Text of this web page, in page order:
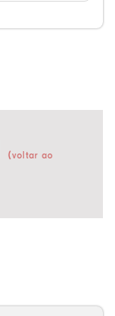
(voltar ao